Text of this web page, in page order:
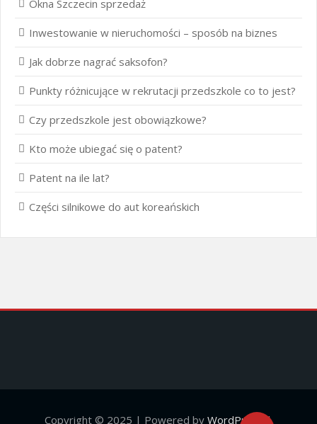
Okna Szczecin sprzedaż
Inwestowanie w nieruchomości – sposób na biznes
Jak dobrze nagrać saksofon?
Punkty różnicujące w rekrutacji przedszkole co to jest?
Czy przedszkole jest obowiązkowe?
Kto może ubiegać się o patent?
Patent na ile lat?
Części silnikowe do aut koreańskich
Copyright © 2025 | Powered by WordPress |